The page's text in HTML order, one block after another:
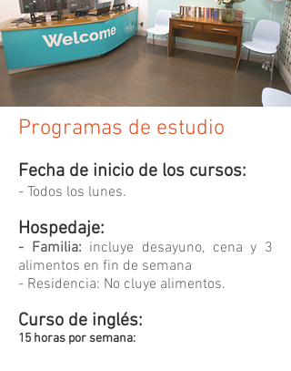
Programas de estudio
Fecha de inicio de los cursos:
- Todos los lunes.
Hospedaje:
- Familia: incluye desayuno, cena y 3
alimentos en fin de semana
- Residencia: No cluye alimentos.
Curso de inglés:
15 horas por semana: